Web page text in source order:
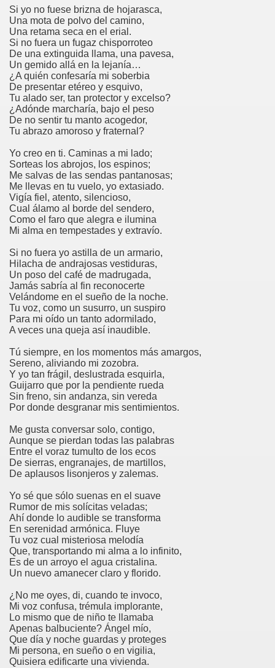
Si yo no fuese brizna de hojarasca,
Una mota de polvo del camino,
Una retama seca en el erial.
Si no fuera un fugaz chisporroteo
De una extinguida llama, una pavesa,
Un gemido allá en la lejanía…
¿A quién confesaría mi soberbia
De presentar etéreo y esquivo,
Tu alado ser, tan protector y excelso?
¿Adónde marcharía, bajo el peso
De no sentir tu manto acogedor,
Tu abrazo amoroso y fraternal?
Yo creo en ti. Caminas a mi lado;
Sorteas los abrojos, los espinos;
Me salvas de las sendas pantanosas;
Me llevas en tu vuelo, yo extasiado.
Vigía fiel, atento, silencioso,
Cual álamo al borde del sendero,
Como el faro que alegra e ilumina
Mi alma en tempestades y extravío.
Si no fuera yo astilla de un armario,
Hilacha de andrajosas vestiduras,
Un poso del café de madrugada,
Jamás sabría al fin reconocerte
Velándome en el sueño de la noche.
Tu voz, como un susurro, un suspiro
Para mi oído un tanto adormilado,
A veces una queja así inaudible.
Tú siempre, en los momentos más amargos,
Sereno, aliviando mi zozobra.
Y yo tan frágil, deslustrada esquirla,
Guijarro que por la pendiente rueda
Sin freno, sin andanza, sin vereda
Por donde desgranar mis sentimientos.
Me gusta conversar solo, contigo,
Aunque se pierdan todas las palabras
Entre el voraz tumulto de los ecos
De sierras, engranajes, de martillos,
De aplausos lisonjeros y zalemas.
Yo sé que sólo suenas en el suave
Rumor de mis solícitas veladas;
Ahí donde lo audible se transforma
En serenidad armónica. Fluye
Tu voz cual misteriosa melodía
Que, transportando mi alma a lo infinito,
Es de un arroyo el agua cristalina.
Un nuevo amanecer claro y florido.
¿No me oyes, di, cuando te invoco,
Mi voz confusa, trémula implorante,
Lo mismo que de niño te llamaba
Apenas balbuciente? Ángel mío,
Que día y noche guardas y proteges
Mi persona, en sueño o en vigilia,
Quisiera edificarte una vivienda.
Paz)
Figueroa)
(Puri Águila)
las Oposiciones (Elena Rodrigo)
(Luis Eduardo Martínez)
de la Educación Especial de la Mano de
Mi Vida (Teresa Bornez Abascal)
Pérez)
Ayudar a Personas con Discapacidad Visual
sánchez Herrero)
Cuetos Suárez)
Otero)
(Lídia León Esteban Y Víctor Martínez Maheux)
30-11-11 (Pedro Zurita)
Martín Figueroa)
Lectobraillístico (Egosan)
Otero)
ciegos (Roberto Enjuto)
Martín Figueroa)
Ángel Vázquez)